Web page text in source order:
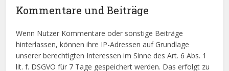
Kommentare und Beiträge
Wenn Nutzer Kommentare oder sonstige Beiträge
hinterlassen, können ihre IP-Adressen auf Grundlage
unserer berechtigten Interessen im Sinne des Art. 6 Abs. 1
lit. f. DSGVO für 7 Tage gespeichert werden. Das erfolgt zu